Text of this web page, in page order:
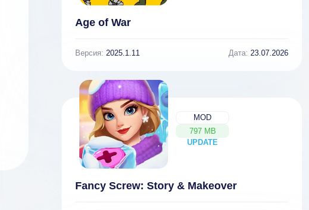
Age of War
Версия: 2025.1.11 Дата: 23.07.2026
MOD
797 MB
UPDATE
NEW
Fancy Screw: Story & Makeover